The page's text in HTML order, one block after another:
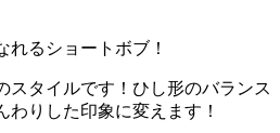
れるショートボブ！
スタイルです！ひし形のバランス
りした印象に変えます！